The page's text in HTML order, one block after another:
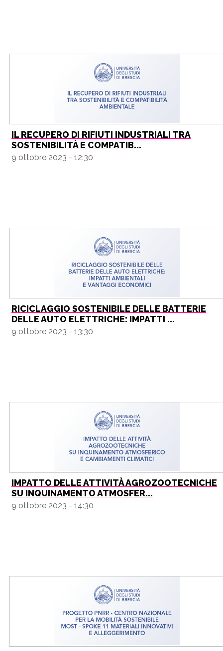
IL RECUPERO DI RIFIUTI INDUSTRIALI TRA
SOSTENIBILITÀ E COMPATIB...
9 ottobre 2023 - 12:30
RICICLAGGIO SOSTENIBILE DELLE BATTERIE
DELLE AUTO ELETTRICHE: IMPATTI ...
9 ottobre 2023 - 13:30
IMPATTO DELLE ATTIVITÀ AGROZOOTECNICHE
SU INQUINAMENTO ATMOSFER...
9 ottobre 2023 - 14:30